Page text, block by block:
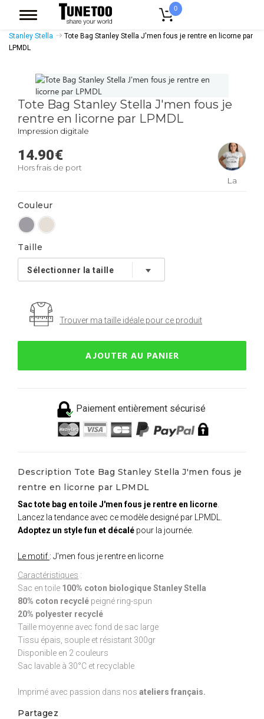
0
Accessoires Casquettes Tote Bags
Stanley Stella
Tote Bag Stanley Stella J'men fous je rentre en licorne par
LPMDL
Tote Bag Stanley Stella J'men fous je
rentre en licorne par LPMDL
Impression digitale
14.90€
Hors frais de port
La
Couleur
Taille
Trouver ma taille idéale pour ce produit
AJOUTER AU PANIER
Paiement entièrement sécurisé
Description Tote Bag Stanley Stella J'men fous je
rentre en licorne par LPMDL
Sac tote bag en toile J'men fous je rentre en licorne
Lancez la tendance avec ce modèle designé par LPMDL.
Adoptez un style fun et décalé pour la journée.
Le motif : J'men fous je rentre en licorne
Caractéristiques :
Sac en toile 100% coton biologique Stanley Stella
80% coton recyclé peigné ring-spun
20% polyester recyclé
Taille moyenne avec fond de sac large
Tissu épais, souple et résistant 300gr
Disponible en 2 couleurs
Sac lavable à 30°C et recyclable
Imprimé avec passion dans nos ateliers français.
Partagez